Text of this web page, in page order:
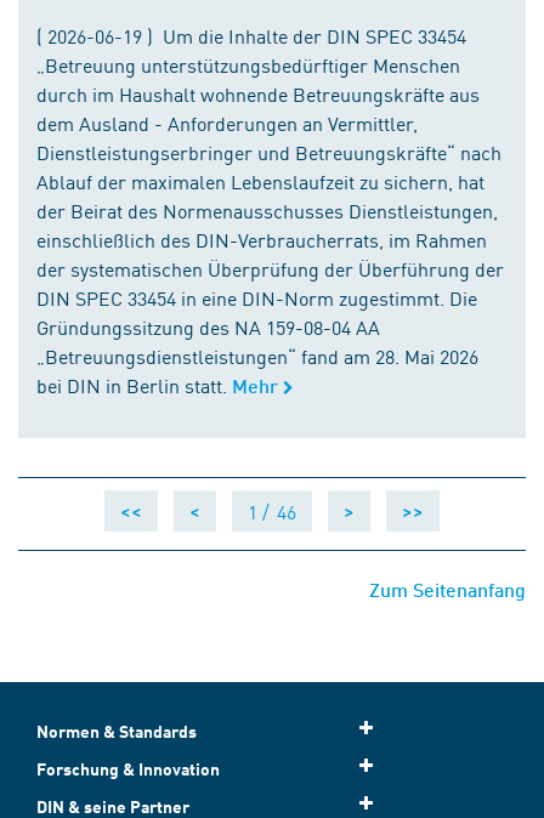
( 2026-06-19 ) Um die Inhalte der DIN SPEC 33454
„Betreuung unterstützungsbedürftiger Menschen
durch im Haushalt wohnende Betreuungskräfte aus
dem Ausland - Anforderungen an Vermittler,
Dienstleistungserbringer und Betreuungskräfte“ nach
Ablauf der maximalen Lebenslaufzeit zu sichern, hat
der Beirat des Normenausschusses Dienstleistungen,
einschließlich des DIN-Verbraucherrats, im Rahmen
der systematischen Überprüfung der Überführung der
DIN SPEC 33454 in eine DIN-Norm zugestimmt. Die
Gründungssitzung des NA 159-08-04 AA
„Betreuungsdienstleistungen“ fand am 28. Mai 2026
bei DIN in Berlin statt. Mehr
<< < 1 / 46 > >>
Zum Seitenanfang
Normen & Standards
Forschung & Innovation
DIN & seine Partner